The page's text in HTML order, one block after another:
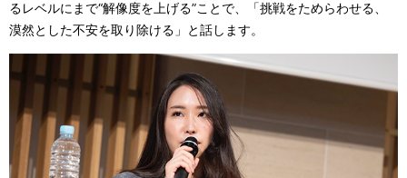
るレベルにまで“解像度を上げる”ことで、「挑戦をためらわせる、
漠然とした不安を取り除ける」と話します。